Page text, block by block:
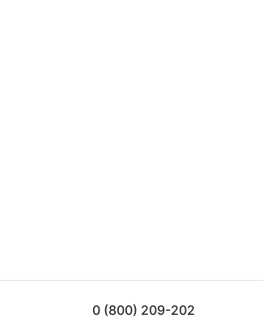
0 (800) 209-202